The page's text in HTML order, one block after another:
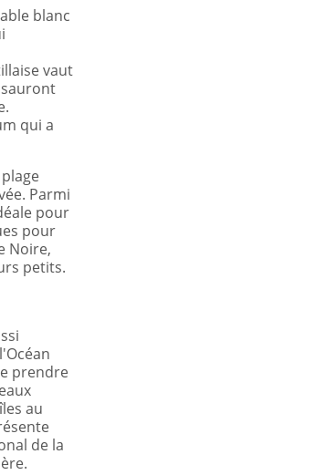
blanc
vaut
qui a
Parmi
pour
pour
Noire,
petits.
prendre
au
de la